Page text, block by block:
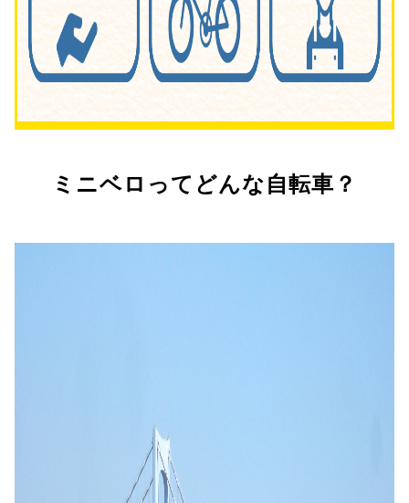
ミニベロってどんな自転車？